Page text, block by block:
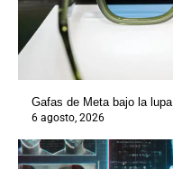
Gafas de Meta bajo la lupa
6 agosto, 2026